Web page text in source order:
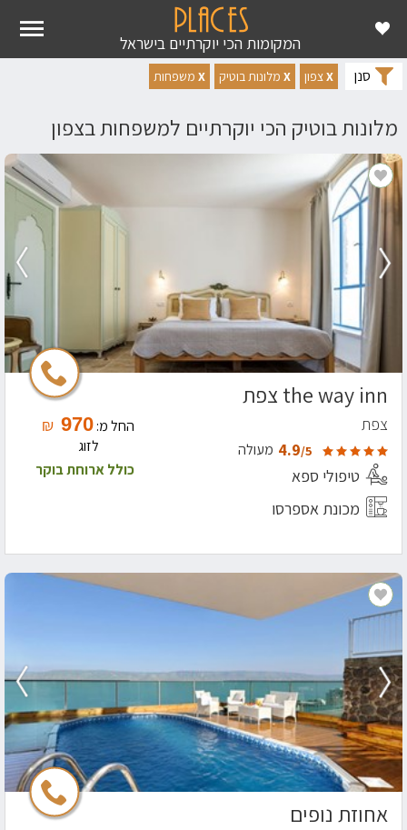
המקומות הכי יוקרתיים בישראל
ראשי מלונות בוטיק
מלונות בוטיק למשפחות בצפון
מלונות בוטיק הכי יוקרתיים למשפחות בצפון
סנן Xצפון X מלונות בוטיק X משפחות
the way inn צפת
צפת
4.9/5 מעולה
טיפולי ספא
מכונת אספרסו
החל מ:970
₪
לזוג
כולל ארוחת בוקר
אחוזת נופים